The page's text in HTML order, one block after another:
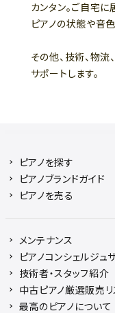
カンタン。ご自宅に
ピアノの状態や音
その他、技術、物
サポートします。
ピアノを探す
ピアノブランドガイド
ピアノを売る
メンテナンス
ピアノコンシェルジュ
技術者・スタッフ紹介
中古ピアノ厳選販売リ
最高のピアノについて